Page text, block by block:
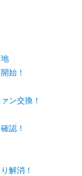
始！
ン交換！
認！
解消！